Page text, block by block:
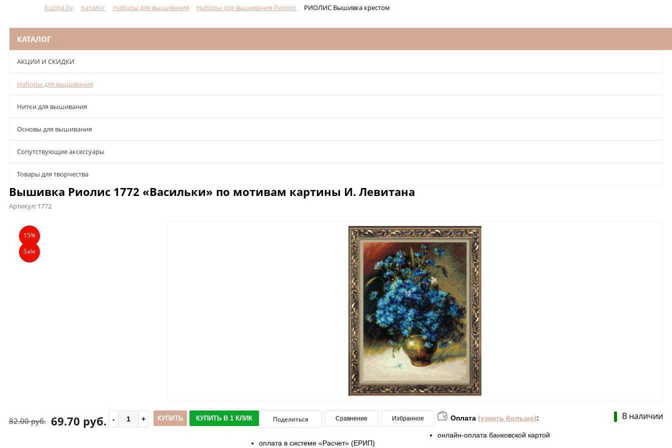
Kuzina.by Каталог Наборы для вышивания Наборы для вышивания Риолис РИОЛИС Вышивка крестом
КАТАЛОГ
АКЦИИ И СКИДКИ
Наборы для вышивания
Нитки для вышивания
Основы для вышивания
Сопутствующие аксессуары
Товары для творчества
Вышивка Риолис 1772 «Васильки» по мотивам картины И. Левитана
Артикул: 1772
Описание
15%
Sale
В наличии
69.70 руб.
82.00 руб. КУПИТЬ КУПИТЬ В 1 КЛИК Поделиться Сравнение Избранное Оплата (узнать больше):
онлайн-оплата банковской картой
оплата в системе «Расчет» (ЕРИП)